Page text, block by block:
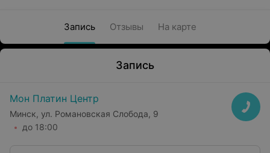
Запись Отзывы На карте
Запись
Мон Платин Центр
Минск, ул. Романовская Слобода, 9
до 18:00